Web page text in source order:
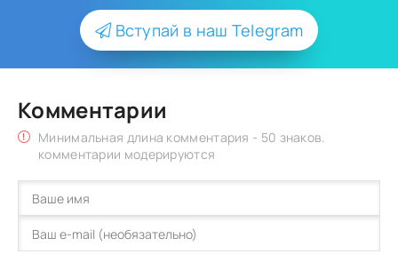
Вступай в наш Telegram
Комментарии
Минимальная длина комментария - 50 знаков.
комментарии модерируются